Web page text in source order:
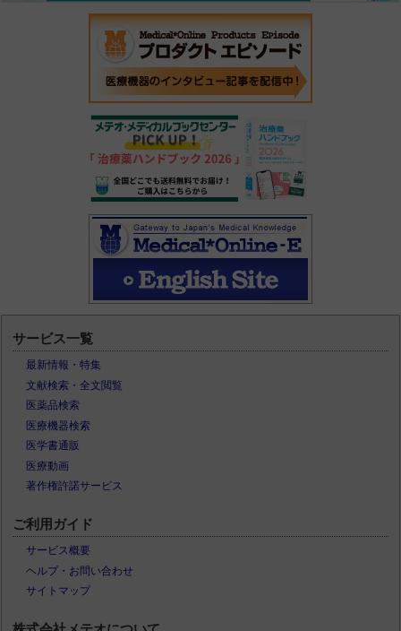
サービス一覧
最新情報・特集
文献検索・全文閲覧
医薬品検索
医療機器検索
医学書通販
医療動画
著作権許諾サービス
ご利用ガイド
サービス概要
ヘルプ・お問い合わせ
サイトマップ